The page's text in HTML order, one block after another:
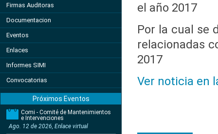
Firmas Auditoras
Documentacion
Eventos
Enlaces
Informes SIMI
Convocatorias
Próximos Eventos
Comi - Comité de Mantenimientos
e Intervenciones
Ago. 12 de 2026, Enlace virtual
el año 2017
Por la cual se
relacionadas
2017
Ver noticia en